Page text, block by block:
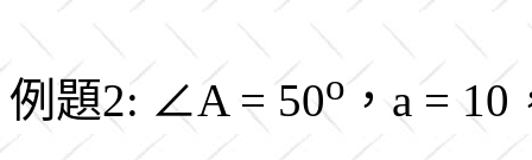
例題2: ∠A = 50o ，a =